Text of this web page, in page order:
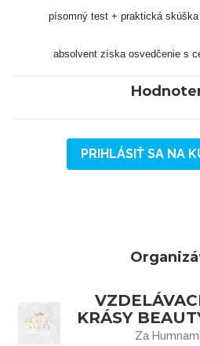
písomný test + praktická
absolvent získa osvedčenie s
PRIHLÁSIŤ SA NA
KRÁSY
Za